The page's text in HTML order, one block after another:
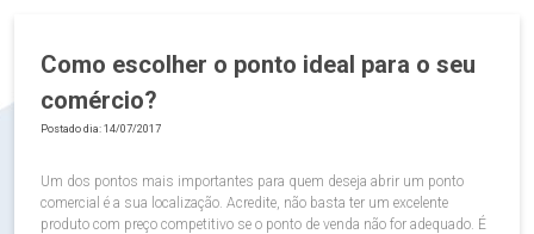
Como escolher o ponto ideal para o seu
comércio?
Postado dia: 14/07/2017
Um dos pontos mais importantes para quem deseja abrir um ponto
comercial é a sua localização. Acredite, não basta ter um excelente
produto com preço competitivo se o ponto de venda não for adequado. É